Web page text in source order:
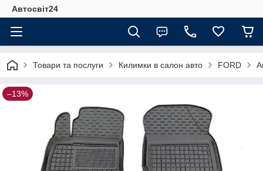
Автосвіт24
Товари та послуги Килимки в салон авто FORD
–13%